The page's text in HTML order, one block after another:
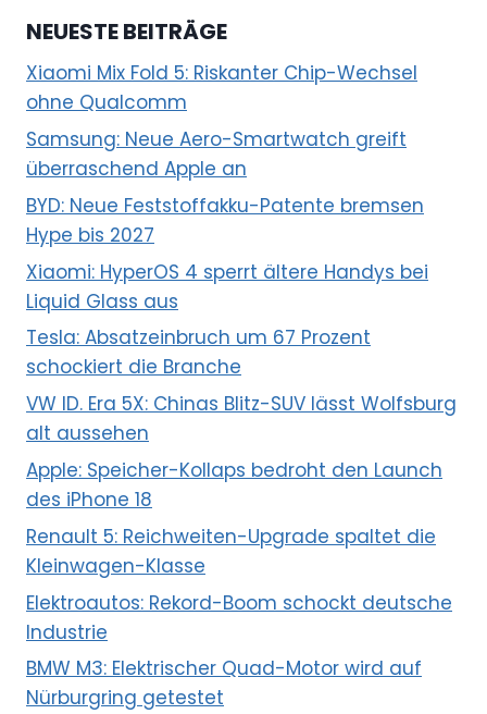
NEUESTE BEITRÄGE
Xiaomi Mix Fold 5: Riskanter Chip-Wechsel
ohne Qualcomm
Samsung: Neue Aero-Smartwatch greift
überraschend Apple an
BYD: Neue Feststoffakku-Patente bremsen
Hype bis 2027
Xiaomi: HyperOS 4 sperrt ältere Handys bei
Liquid Glass aus
Tesla: Absatzeinbruch um 67 Prozent
schockiert die Branche
VW ID. Era 5X: Chinas Blitz-SUV lässt Wolfsburg
alt aussehen
Apple: Speicher-Kollaps bedroht den Launch
des iPhone 18
Renault 5: Reichweiten-Upgrade spaltet die
Kleinwagen-Klasse
Elektroautos: Rekord-Boom schockt deutsche
Industrie
BMW M3: Elektrischer Quad-Motor wird auf
Nürburgring getestet